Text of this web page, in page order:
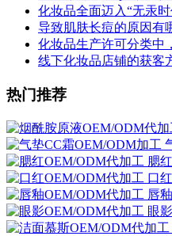
化妆品全面迈入“无汞时
导致肌肤长痘的原因有
化妆品生产许可分类中
线下化妆品店铺的获客
热门推荐
腮
口
唇
眼